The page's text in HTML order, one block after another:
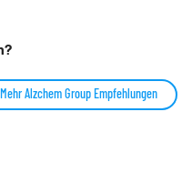
Mehr Alzchem Group Empfehlungen